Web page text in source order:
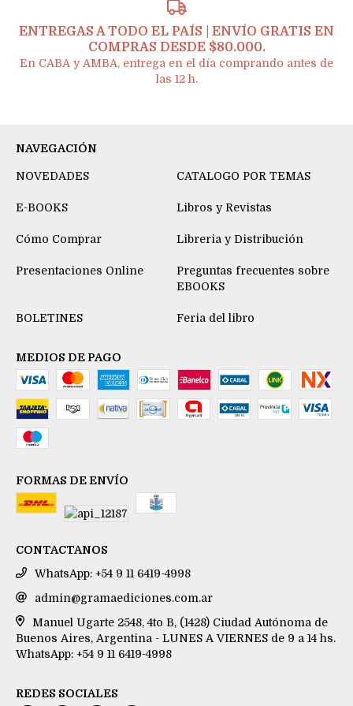
ENTREGAS A TODO EL PAÍS | ENVÍO GRATIS EN
COMPRAS DESDE $80.000.
En CABA y AMBA, entrega en el día comprando antes de
las 12 h.
NAVEGACIÓN
NOVEDADES CATALOGO POR TEMAS
E-BOOKS Libros y Revistas
Cómo Comprar Libreria y Distribución
Presentaciones Online
Preguntas frecuentes sobre
EBOOKS
BOLETINES Feria del libro
MEDIOS DE PAGO
FORMAS DE ENVÍO
CONTACTANOS
WhatsApp: +54 9 11 6419-4998
admin@gramaediciones.com.ar
Manuel Ugarte 2548, 4to B, (1428) Ciudad Autónoma de
Buenos Aires, Argentina - LUNES A VIERNES de 9 a 14 hs.
WhatsApp: +54 9 11 6419-4998
REDES SOCIALES